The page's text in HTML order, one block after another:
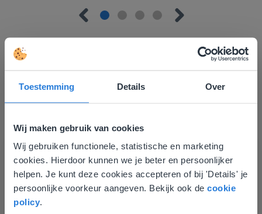
Toestemming Details Over
Wij maken gebruik van cookies
Wij gebruiken functionele, statistische en marketing
cookies. Hierdoor kunnen we je beter en persoonlijker
helpen. Je kunt deze cookies accepteren of bij 'Details' je
persoonlijke voorkeur aangeven. Bekijk ook de cookie
policy.
Ontdek meer!
Deze website komt niet
overeen met je locatie
Gezien je locatie, denken we dat je misschien
liever naar de website voor English gaat. Hier